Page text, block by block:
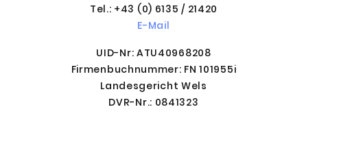
Tel.: +43 (0) 6135 / 21420
E-Mail
UID-Nr: ATU40968208
Firmenbuchnummer: FN 101955i
Landesgericht Wels
DVR-Nr.: 0841323